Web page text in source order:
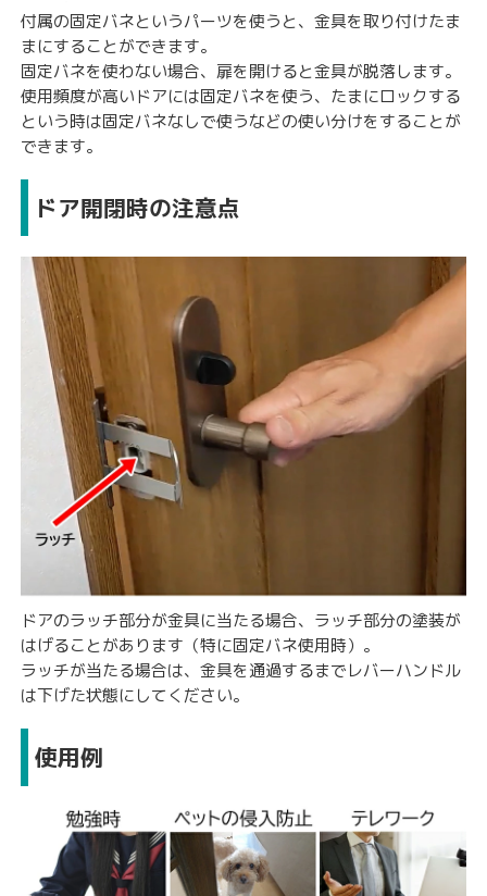
付属の固定バネというパーツを使うと、金具を取り付けたま
まにすることができます。
固定バネを使わない場合、扉を開けると金具が脱落します。
使用頻度が高いドアには固定バネを使う、たまにロックする
という時は固定バネなしで使うなどの使い分けをすることが
できます。
ドア開閉時の注意点
ドアのラッチ部分が金具に当たる場合、ラッチ部分の塗装が
はげることがあります（特に固定バネ使用時）。
ラッチが当たる場合は、金具を通過するまでレバーハンドル
は下げた状態にしてください。
使用例